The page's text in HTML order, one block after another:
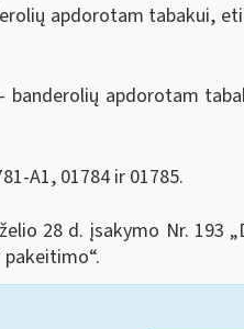
apdorotam tabakui,
­banderolių apdorotam
A1, 01784 ir 01785.
28 d. įsakymo Nr. 193